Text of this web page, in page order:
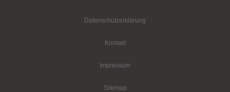
Datenschutz­erklärung
Kontakt
Impressum
Sitemap